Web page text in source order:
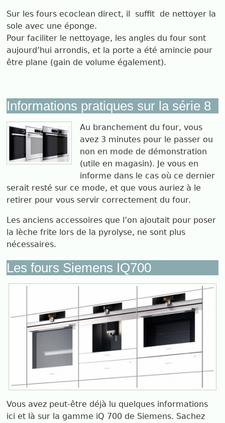
Sur les fours ecoclean direct, il suffit de nettoyer la
sole avec une éponge.
Pour faciliter le nettoyage, les angles du four sont
aujourd’hui arrondis, et la porte a été amincie pour
être plane (gain de volume également).
Informations pratiques sur la série 8
Au branchement du four, vous
avez 3 minutes pour le passer ou
non en mode de démonstration
(utile en magasin). Je vous en
informe dans le cas où ce dernier
serait resté sur ce mode, et que vous auriez à le
retirer pour vous servir correctement du four.
Les anciens accessoires que l’on ajoutait pour poser
la lèche frite lors de la pyrolyse, ne sont plus
nécessaires.
Les fours Siemens IQ700
Vous avez peut-être déjà lu quelques informations
ici et là sur la gamme iQ 700 de Siemens. Sachez